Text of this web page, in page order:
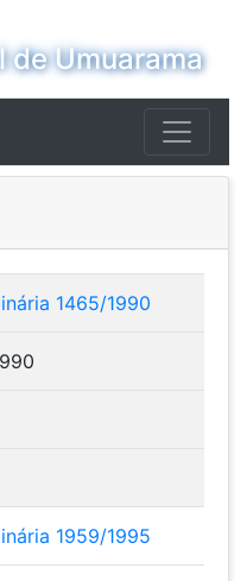
de Umuarama
1465/1990
1959/1995